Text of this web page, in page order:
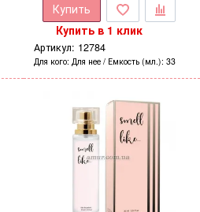
Купить
Купить в 1 клик
Артикул: 12784
Для кого Для нее Емкость (мл.) 33